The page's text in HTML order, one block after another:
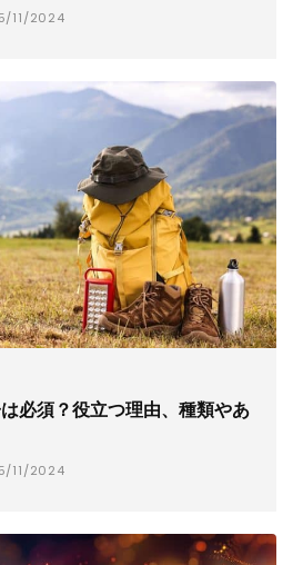
11/2024
必須？役立つ理由、種類やあ
11/2024